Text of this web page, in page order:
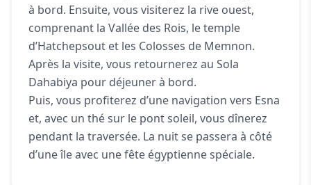
à bord. Ensuite, vous visiterez la rive ouest,
comprenant la Vallée des Rois, le temple
d’Hatchepsout et les Colosses de Memnon.
Après la visite, vous retournerez au Sola
Dahabiya pour déjeuner à bord.
Puis, vous profiterez d’une navigation vers Esna
et, avec un thé sur le pont soleil, vous dînerez
pendant la traversée. La nuit se passera à côté
d’une île avec une fête égyptienne spéciale.